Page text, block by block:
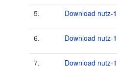
5. Download nutz-
6. Download nutz-
7. Download nutz-